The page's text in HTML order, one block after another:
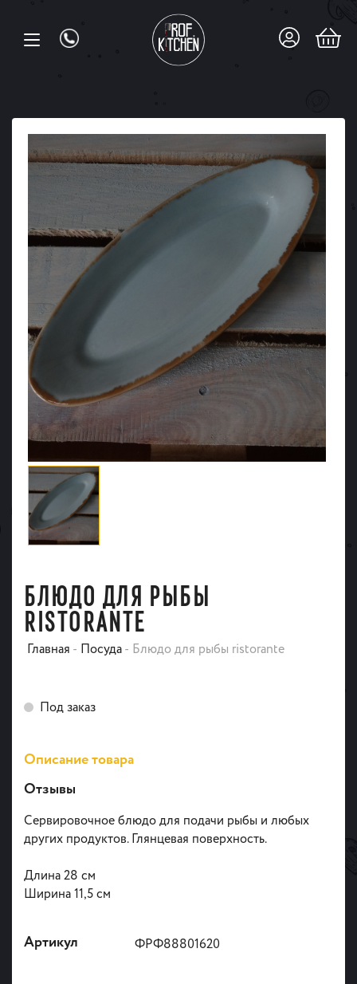
БЛЮДО ДЛЯ РЫБЫ
RISTORANTE
Главная - Посуда- Блюдо для рыбы ristorante
Под заказ
Описание товара
Отзывы
Сервировочное блюдо для подачи рыбы и любых
других продуктов. Глянцевая поверхность.
Длина 28 см
Ширина 11,5 см
Артикул ФРФ88801620